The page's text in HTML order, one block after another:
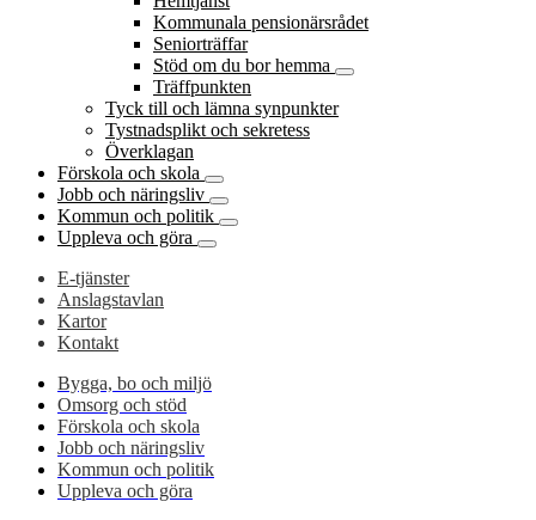
Kommunala pensionärsrådet
Seniorträffar
Stöd om du bor hemma
Träffpunkten
Tyck till och lämna synpunkter
Tystnadsplikt och sekretess
Överklagan
Förskola och skola
Jobb och näringsliv
Kommun och politik
Uppleva och göra
E-tjänster
Anslagstavlan
Kartor
Kontakt
Bygga, bo och miljö
Omsorg och stöd
Förskola och skola
Jobb och näringsliv
Kommun och politik
Uppleva och göra